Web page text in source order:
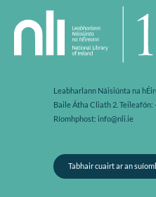
Leabharlann Náisiúnta na
Baile Átha Cliath 2. Teileafón:
Ríomhphost: info@nli.ie
Tabhair cuairt ar an